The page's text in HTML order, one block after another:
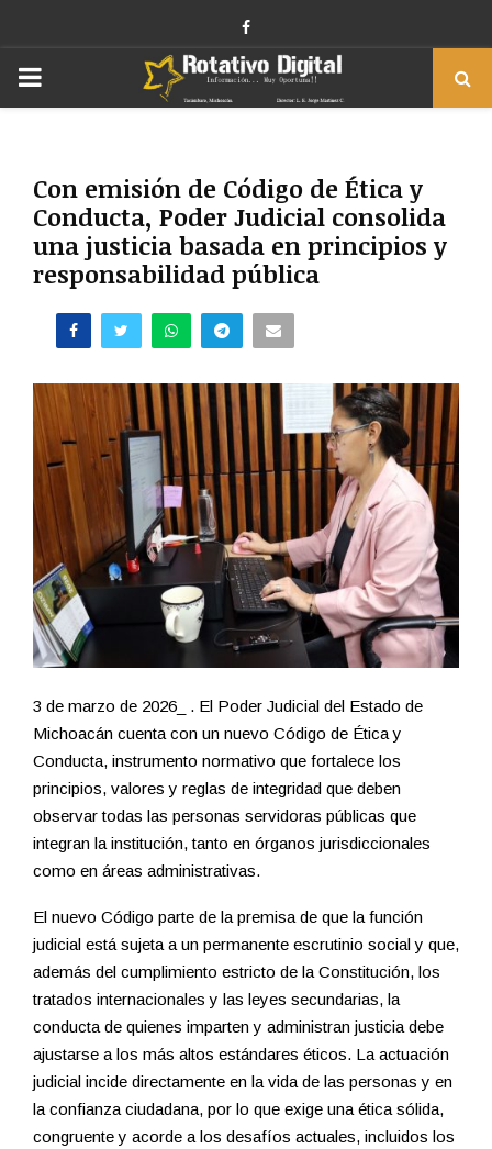
Facebook
PRIMARY
Con emisión de Código de Ética y
Conducta, Poder Judicial consolida
una justicia basada en principios y
responsabilidad pública
3 de marzo de 2026_ . El Poder Judicial del Estado de
Michoacán cuenta con un nuevo Código de Ética y
Conducta, instrumento normativo que fortalece los
principios, valores y reglas de integridad que deben
observar todas las personas servidoras públicas que
integran la institución, tanto en órganos jurisdiccionales
como en áreas administrativas.
El nuevo Código parte de la premisa de que la función
judicial está sujeta a un permanente escrutinio social y que,
además del cumplimiento estricto de la Constitución, los
tratados internacionales y las leyes secundarias, la
conducta de quienes imparten y administran justicia debe
ajustarse a los más altos estándares éticos. La actuación
judicial incide directamente en la vida de las personas y en
la confianza ciudadana, por lo que exige una ética sólida,
congruente y acorde a los desafíos actuales, incluidos los